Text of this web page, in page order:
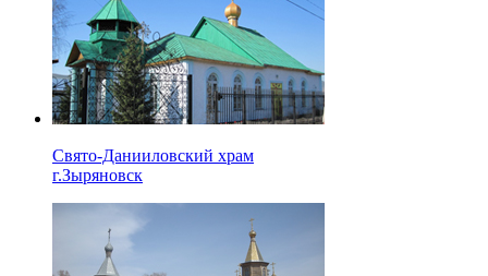
Свято-Данииловский храм
г.Зыряновск